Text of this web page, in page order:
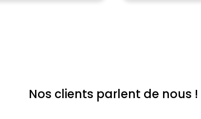
Nos clients parlent de nous !